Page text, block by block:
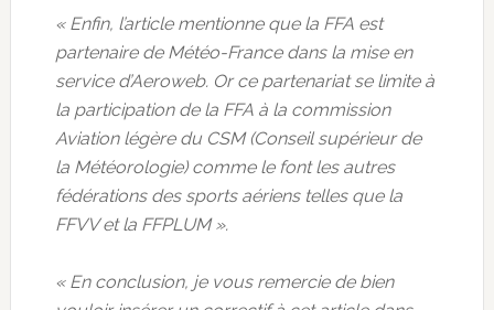
« Enfin, l’article mentionne que la FFA est
partenaire de Météo-France dans la mise en
service d’Aeroweb. Or ce partenariat se limite à
la participation de la FFA à la commission
Aviation légère du CSM (Conseil supérieur de
la Météorologie) comme le font les autres
fédérations des sports aériens telles que la
FFVV et la FFPLUM ».
« En conclusion, je vous remercie de bien